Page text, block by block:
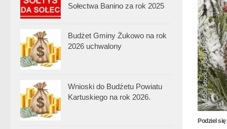
Podziel się:
Sołectwa Banino za rok 2025
Budżet Gminy Żukowo na rok
2026 uchwalony
Wnioski do Budżetu Powiatu
Kartuskiego na rok 2026.